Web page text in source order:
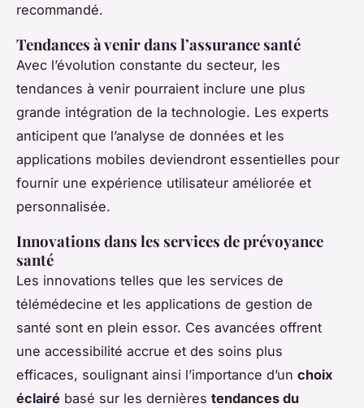
recommandé.
Tendances à venir dans l’assurance santé
Avec l’évolution constante du secteur, les
tendances à venir pourraient inclure une plus
grande intégration de la technologie. Les experts
anticipent que l’analyse de données et les
applications mobiles deviendront essentielles pour
fournir une expérience utilisateur améliorée et
personnalisée.
Innovations dans les services de prévoyance
santé
Les innovations telles que les services de
télémédecine et les applications de gestion de
santé sont en plein essor. Ces avancées offrent
une accessibilité accrue et des soins plus
efficaces, soulignant ainsi l’importance d’un choix
éclairé basé sur les dernières tendances du